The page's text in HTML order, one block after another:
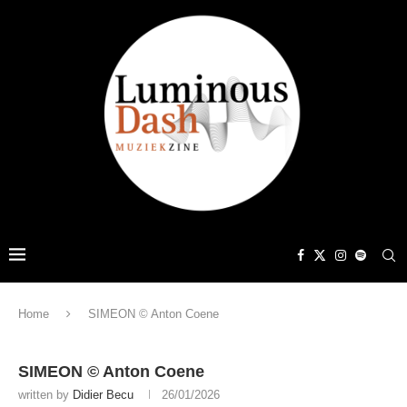
Home SIMEON © Anton Coene
SIMEON © Anton Coene
written by Didier Becu 26/01/2026